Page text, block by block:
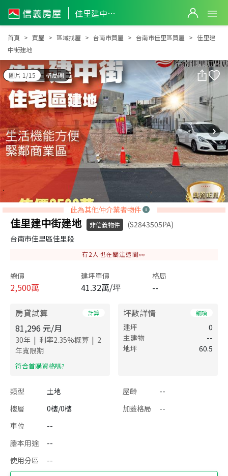
佳里建中街建地
佳里建中街建地
首頁 買屋 區域找屋 台南市買屋 台南市佳里區買屋
佳里建
中街建地
圖片 1/15 格局圖
此為其他仲介業者物件
佳里建中街建地 非信義物件
(S2843505PA)
台南市佳里區佳里段
有2 人也在關注這間👀
總價
2,500萬
建坪單價
41.32萬/坪
格局
--
房貸試算 計算
81,296 元/月
30年 | 利率2.35%概算 | 2
年寬限期
​符合首購資格嗎?
坪數詳情 細項
建坪
0
主建物
--
地坪
60.5
類型 土地 屋齡
--
樓層
0樓/0樓 加蓋格局
--
車位
--
謄本用途
--
使用分區
--